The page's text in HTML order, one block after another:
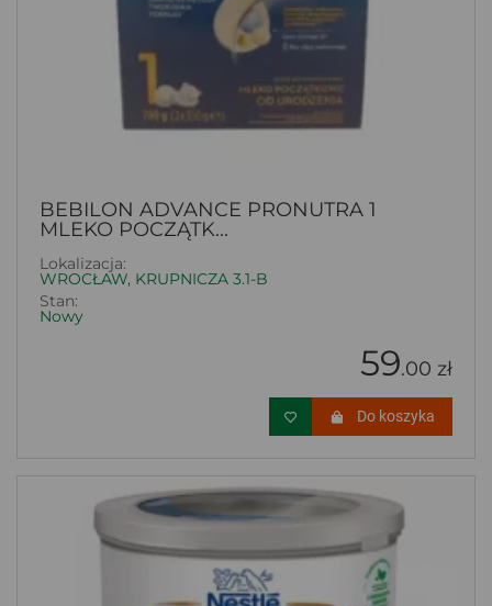
BEBILON ADVANCE PRONUTRA 1
MLEKO POCZĄTK...
Lokalizacja:
WROCŁAW, KRUPNICZA 3.1-B
Stan:
Nowy
59.00 zł
Do koszyka